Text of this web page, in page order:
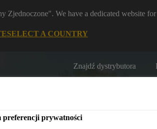
Zjednoczone". We have a dedicated website
SELECT A COUNTRY
Znajdź dystrybutora
preferencji prywatności